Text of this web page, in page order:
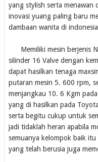
yang stylish serta
inovasi yuang paling baru
dambaan wanita di
Memiliki mesin berjenis
silinder 16 Valve dengan
dapat hasilkan tenaga
putaran mesin 5. 600 rpm,
menjangkau 10. 6 Kgm
yang di hasilkan pada
serta begitu cukup untuk
jadi tidaklah heran apabila
semuanya kelompok baik
yang telah berusia juga